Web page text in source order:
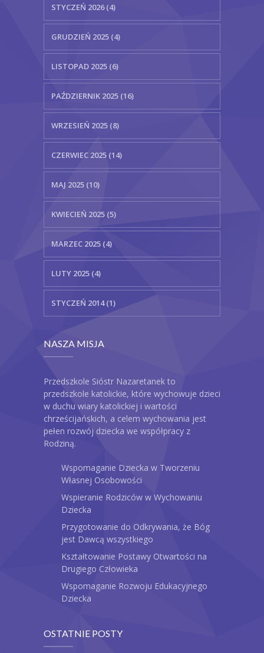
STYCZEŃ 2026 (4)
GRUDZIEŃ 2025 (4)
LISTOPAD 2025 (6)
PAŹDZIERNIK 2025 (16)
WRZESIEŃ 2025 (8)
CZERWIEC 2025 (14)
MAJ 2025 (10)
KWIECIEŃ 2025 (5)
MARZEC 2025 (4)
LUTY 2025 (4)
STYCZEŃ 2014 (1)
NASZA MISJA
Przedszkole Sióstr Nazaretanek to
przedszkole katolickie, które wychowuje dzieci
w duchu wiary katolickiej i wartości
chrześcijańskich, a celem wychowania jest
pełen rozwój dziecka we współpracy z
Rodziną.
Wspomaganie Dziecka w Tworzeniu
Własnej Osobowości
Wspieranie Rodziców w Wychowaniu
Dziecka
Przygotowanie do Odkrywania, że Bóg
jest Dawcą wszystkiego
Kształtowanie Postawy Otwartości na
Drugiego Człowieka
Wspomaganie Rozwoju Edukacyjnego
Dziecka
OSTATNIE POSTY